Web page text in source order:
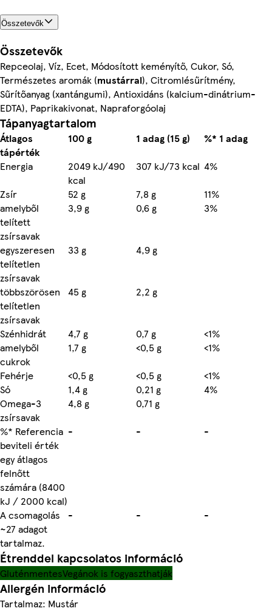
Összetevők
Összetevők
Repceolaj, Víz, Ecet, Módosított keményítő, Cukor, Só,
Természetes aromák (mustárral), Citromlésűrítmény,
Sűrítőanyag (xantángumi), Antioxidáns (kalcium-dinátrium-
EDTA), Paprikakivonat, Napraforgóolaj
Tápanyagtartalom
Átlagos
tápérték
100 g 1 adag (15 g)
%* 1 adag
Energia
2049 kJ/490
kcal
307 kJ/73 kcal 4%
Zsír
52 g 7,8 g
11%
amelyből
telített
zsírsavak
3,9 g 0,6 g 3%
egyszeresen
telítetlen
zsírsavak
33 g 4,9 g
többszörösen
telítetlen
zsírsavak
45 g 2,2 g
Szénhidrát 4,7 g 0,7 g
<1%
amelyből
cukrok
1,7 g <0,5 g
<1%
Fehérje
<0,5 g <0,5 g
<1%
Só
1,4 g 0,21 g
4%
Omega-3
zsírsavak
4,8 g
0,71 g
%* Referencia
beviteli érték
egy átlagos
felnőtt
számára (8400
kJ / 2000 kcal)
- - -
A csomagolás
~27 adagot
tartalmaz.
- - -
Étrenddel kapcsolatos információ
GluténmentesVegánok is fogyaszthatják
Allergén információ
Tartalmaz: Mustár